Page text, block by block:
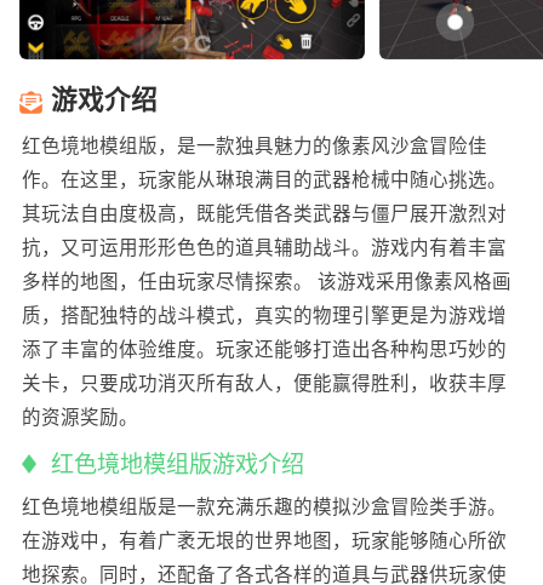
游戏介绍
红色境地模组版，是一款独具魅力的像素风沙盒冒险佳
作。在这里，玩家能从琳琅满目的武器枪械中随心挑选。
其玩法自由度极高，既能凭借各类武器与僵尸展开激烈对
抗，又可运用形形色色的道具辅助战斗。游戏内有着丰富
多样的地图，任由玩家尽情探索。 该游戏采用像素风格画
质，搭配独特的战斗模式，真实的物理引擎更是为游戏增
添了丰富的体验维度。玩家还能够打造出各种构思巧妙的
关卡，只要成功消灭所有敌人，便能赢得胜利，收获丰厚
的资源奖励。
红色境地模组版游戏介绍
红色境地模组版是一款充满乐趣的模拟沙盒冒险类手游。
在游戏中，有着广袤无垠的世界地图，玩家能够随心所欲
地探索。同时，还配备了各式各样的道具与武器供玩家使